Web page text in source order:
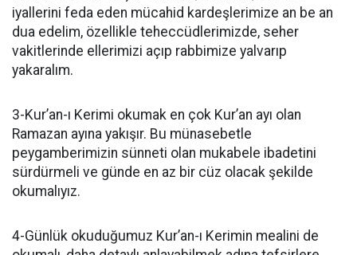
iyallerini feda eden mücahid kardeşlerimize an be an
dua edelim, özellikle teheccüdlerimizde, seher
vakitlerinde ellerimizi açıp rabbimize yalvarıp
yakaralım.
3-Kur’an-ı Kerimi okumak en çok Kur’an ayı olan
Ramazan ayına yakışır. Bu münasebetle
peygamberimizin sünneti olan mukabele ibadetini
sürdürmeli ve günde en az bir cüz olacak şekilde
okumalıyız.
4-Günlük okuduğumuz Kur’an-ı Kerimin mealini de